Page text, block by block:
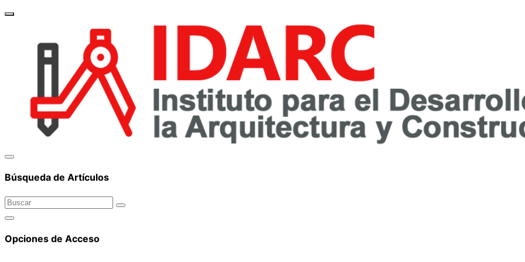
brand_awareness
Búsqueda de Artículos
Opciones de Acceso